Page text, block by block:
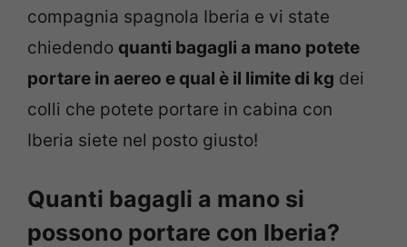
compagnia spagnola Iberia e vi state
chiedendo quanti bagagli a mano potete
portare in aereo e qual è il limite di kg dei
colli che potete portare in cabina con
Iberia siete nel posto giusto!
Quanti bagagli a mano si
possono portare con Iberia?